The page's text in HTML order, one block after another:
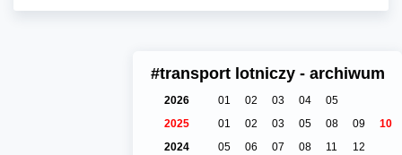
#transport lotniczy - archiwum
2026 01 02 03 04
05
2025
01 02 03 05 08 09
10
2024
05 06 07 08 11
12